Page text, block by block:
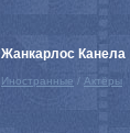
Жанкарлос Канела
Иностранные / Актёры